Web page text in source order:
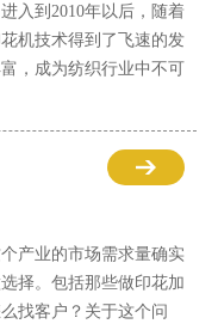
入到2010年以后，随着
机技术得到了飞速的发
，成为纺织行业中不可
产业的市场需求量确实
择。包括那些做印花加
找客户？关于这个问